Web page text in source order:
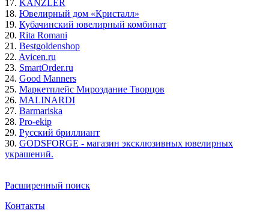
17. KANZLER
18. Ювелирный дом «Кристалл»
19. Кубачинский ювелирный комбинат
20. Rita Romani
21. Bestgoldenshop
22. Avicen.ru
23. SmartOrder.ru
24. Good Manners
25. Маркетплейс Мироздание Творцов
26. MALINARDI
27. Barmariska
28. Pro-ekip
29. Русский бриллиант
30. GODSFORGE - магазин эксклюзивных ювелирных
украшений.
Расширенный поиск
Контакты